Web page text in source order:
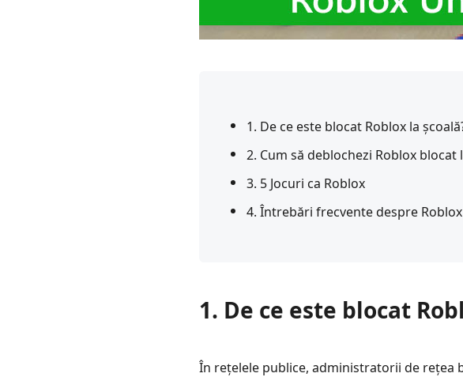
1. De ce este blocat Roblox la
2. Cum să deblochezi Roblox blocat
3. 5 Jocuri ca Roblox
4. Întrebări frecvente despre
1. De ce este blocat
În rețelele publice, administratorii de rețea